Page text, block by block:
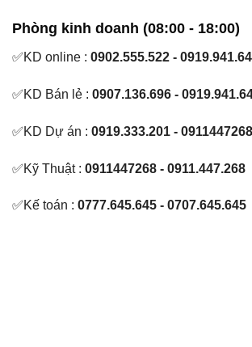
Phòng kinh doanh (08:00 - 18:00)
✅KD online : 0902.555.522 -
✅KD Bán lẻ : 0907.136.696 -
✅KD Dự án : 0919.333.201 - 0911447268
✅Kỹ Thuật : 0911447268 - 0911.447.268
✅Kế toán : 0777.645.645 - 0707.645.645